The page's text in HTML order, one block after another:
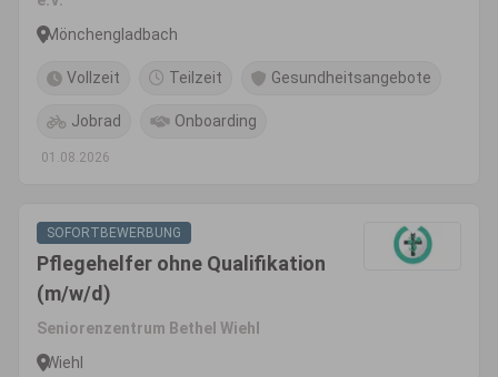
Mönchengladbach
Vollzeit Teilzeit Gesundheitsangebote
Jobrad Onboarding
01.08.2026
SOFORTBEWERBUNG
Pflegehelfer ohne Qualifikation
(m/w/d)
Seniorenzentrum Bethel Wiehl
Wiehl